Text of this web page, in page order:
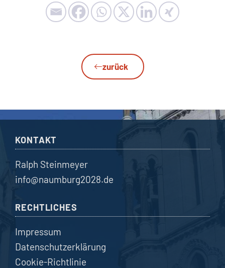
zurück
KONTAKT
Ralph Steinmeyer
info@naumburg2028.de
RECHTLICHES
Impressum
Datenschutzerklärung
Cookie-Richtlinie